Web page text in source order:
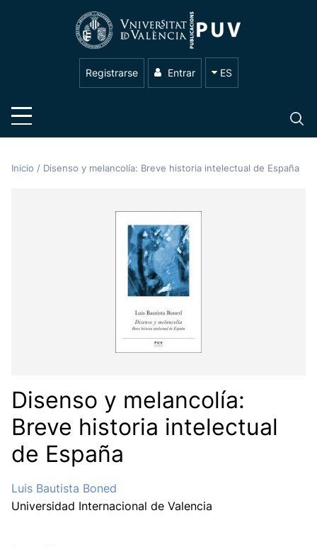
Registrarse Entrar ES
Inicio / Disenso y melancolía: Breve historia intelectual de España
Disenso y melancolía:
Breve historia intelectual
de España
Luis Bautista Boned
Universidad Internacional de Valencia